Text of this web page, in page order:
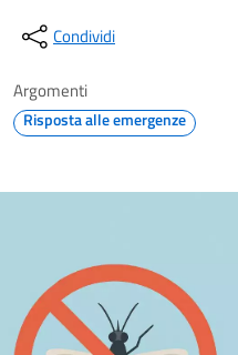
Condividi
Argomenti
Risposta alle emergenze